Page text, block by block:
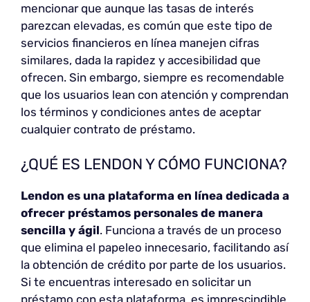
mencionar que aunque las tasas de interés
parezcan elevadas, es común que este tipo de
servicios financieros en línea manejen cifras
similares, dada la rapidez y accesibilidad que
ofrecen. Sin embargo, siempre es recomendable
que los usuarios lean con atención y comprendan
los términos y condiciones antes de aceptar
cualquier contrato de préstamo.
¿QUÉ ES LENDON Y CÓMO FUNCIONA?
Lendon es una plataforma en línea dedicada a
ofrecer préstamos personales de manera
sencilla y ágil. Funciona a través de un proceso
que elimina el papeleo innecesario, facilitando así
la obtención de crédito por parte de los usuarios.
Si te encuentras interesado en solicitar un